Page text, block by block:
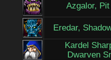
Azgalor,
Eredar,
Kardel
Dwarven